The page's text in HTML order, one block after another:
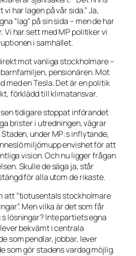
har lagen på vår sida.”Ja,
”lag” på sin sida – men de har
Vi har sett med MP politiker vi
i samhället.
mot vanliga stockholmare –
pensionären. Mot
med en Tesla. Det är en politik
förklädd till klimatansvar.
tidigare stoppat införandet
brister i utredningen, vägrar
under MP:s inflytande,
miljömupp envishet för att
vision. Och nu ligger frågan
Skulle de säga ja, står
för alla utom de rikaste.
att ”tiotusentals stockholmare
Men vilka är det som får
lösningar? Inte partiets egna
bekvämt i centrala
som pendlar, jobbar, lever
som gör stadens vardag möjlig.